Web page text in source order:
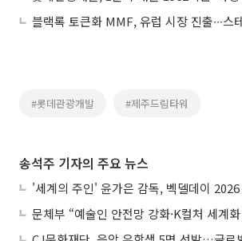
블랙록 토큰화 MMF, 유럽 시장 진출∙∙∙스
#롯데관광개발 #제주드림타워
송석주 기자의 주요 뉴스